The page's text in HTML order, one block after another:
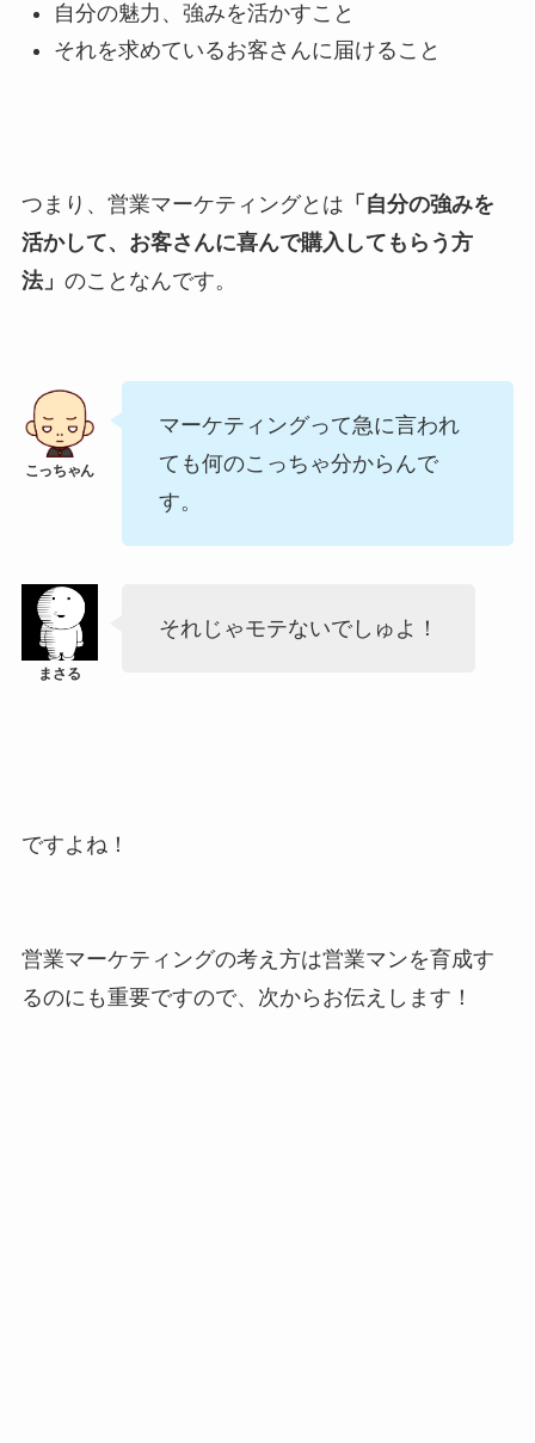
自分の魅力、強みを活かすこと
それを求めているお客さんに届けること
つまり、営業マーケティングとは 「自分の強みを
活かして、お客さんに喜んで購入してもらう方
法」 のことなんです。
マーケティングって急に言われ
ても何のこっちゃ分からんで
す。
それじゃモテないでしゅよ！
ですよね！
営業マーケティングの考え方は営業マンを育成す
るのにも重要ですので、次からお伝えします！